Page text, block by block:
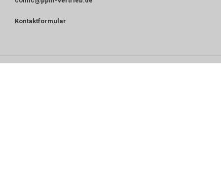
Kontaktformular